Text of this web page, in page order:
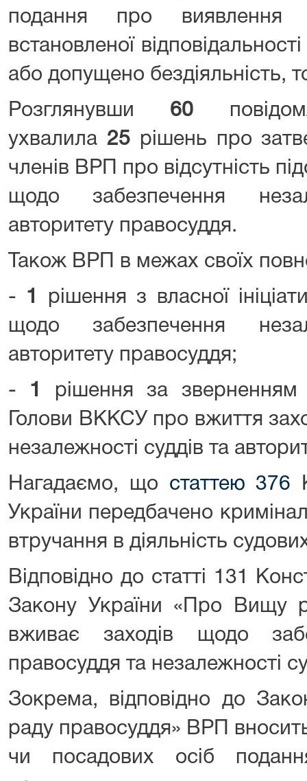
подання про виявлення
встановленої
або допущено бездіяльність,
Розглянувши 60
ухвалила 25 рішень про
членів ВРП про відсутність
щодо забезпечення
авторитету правосуддя.
Також ВРП в межах своїх
- 1 рішення з власної
щодо забезпечення
авторитету правосуддя;
- 1
рішення за
Голови ВККСУ про вжиття
незалежності суддів та
Нагадаємо, що статтею 376
України передбачено
втручання в діяльність
Відповідно до статті 131
Закону України «Про Вищу
вживає заходів щодо
правосуддя та незалежності
Зокрема, відповідно до
раду правосуддя» ВРП
чи посадових осіб